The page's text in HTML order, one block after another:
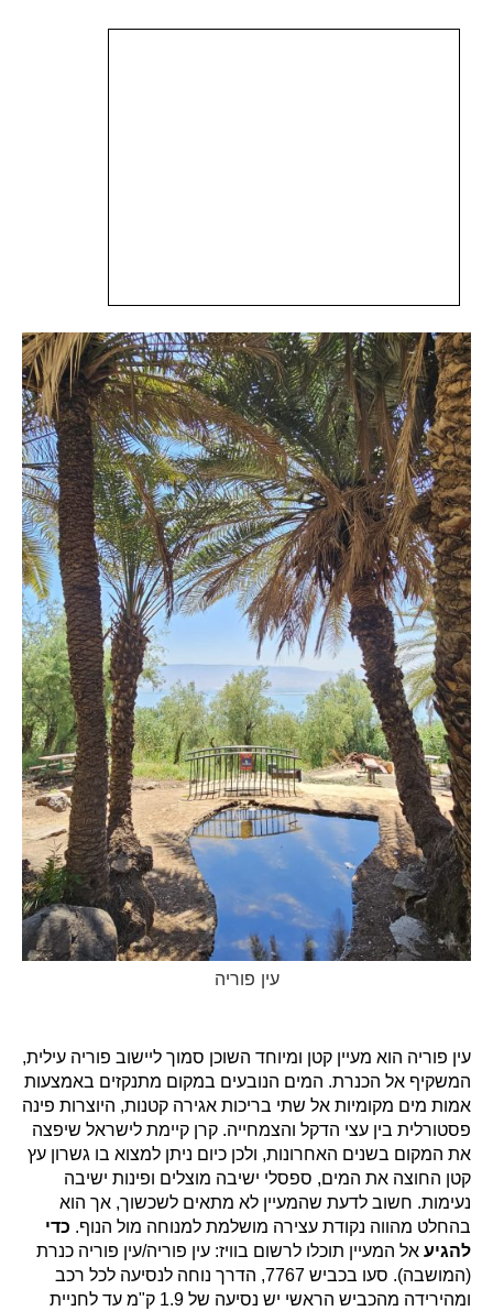
עין פוריה
עין פוריה הוא מעיין קטן ומיוחד השוכן סמוך ליישוב פוריה עילית,
המשקיף אל הכנרת. המים הנובעים במקום מתנקזים באמצעות
אמות מים מקומיות אל שתי בריכות אגירה קטנות, היוצרות פינה
פסטורלית בין עצי הדקל והצמחייה. קרן קיימת לישראל שיפצה
את המקום בשנים האחרונות, ולכן כיום ניתן למצוא בו גשרון עץ
קטן החוצה את המים, ספסלי ישיבה מוצלים ופינות ישיבה
נעימות. חשוב לדעת שהמעיין לא מתאים לשכשוך, אך הוא
בהחלט מהווה נקודת עצירה מושלמת למנוחה מול הנוף. כדי
להגיע אל המעיין תוכלו לרשום בוויז: עין פוריה/עין פוריה כנרת
(המושבה). סעו בכביש 7767, הדרך נוחה לנסיעה לכל רכב
ומהירידה מהכביש הראשי יש נסיעה של 1.9 ק"מ עד לחניית